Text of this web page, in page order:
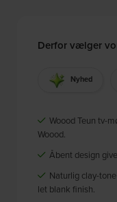
Derfor vælger
Nyhed
Woood Teun tv-
Woood.
Åbent design
Naturlig clay-
let blank finish.